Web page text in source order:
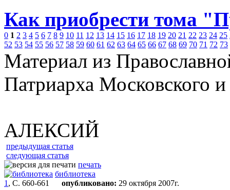
Как приобрести тома
0 1 2 3 4 5 6 7 8 9 10 11 12 13 14 15 16 17 18 19 20 21 22 23 24 25
52 53 54 55 56 57 58 59 60 61 62 63 64 65 66 67 68 69 70 71 72 73
Материал из
Патриарха Московского
АЛЕКСИЙ
предыдущая статья
следующая статья
печать
библиотека
1 , С. 660-661 опубликовано: 29 октября 2007г.